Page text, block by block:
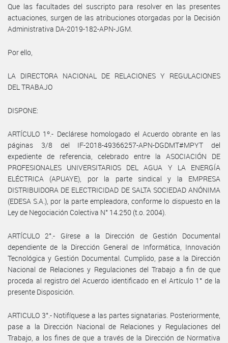
Que las facultades del suscripto para resolver en las presentes
actuaciones, surgen de las atribuciones otorgadas por la Decisión
Administrativa DA-2019-182-APN-JGM.
Por ello,
LA DIRECTORA NACIONAL DE RELACIONES Y REGULACIONES
DEL TRABAJO
DISPONE:
ARTÍCULO 1º.- Declárese homologado el Acuerdo obrante en las
páginas 3/8 del IF-2018-49366257-APN-DGDMT#MPYT del
expediente de referencia, celebrado entre la ASOCIACIÓN DE
PROFESIONALES UNIVERSITARIOS DEL AGUA Y LA ENERGÍA
ELÉCTRICA (APUAYE), por la parte sindical y la EMPRESA
DISTRIBUIDORA DE ELECTRICIDAD DE SALTA SOCIEDAD ANÓNIMA
(EDESA S.A.), por la parte empleadora, conforme lo dispuesto en la
Ley de Negociación Colectiva N° 14.250 (t.o. 2004).
ARTÍCULO 2°.- Gírese a la Dirección de Gestión Documental
dependiente de la Dirección General de Informática, Innovación
Tecnológica y Gestión Documental. Cumplido, pase a la Dirección
Nacional de Relaciones y Regulaciones del Trabajo a fin de que
proceda al registro del Acuerdo identificado en el Artículo 1° de la
presente Disposición.
ARTICULO 3°.- Notifíquese a las partes signatarias. Posteriormente,
pase a la Dirección Nacional de Relaciones y Regulaciones del
Trabajo, a los fines de que a través de la Dirección de Normativa